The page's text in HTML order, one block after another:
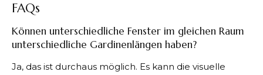
FAQs
Können unterschiedliche Fenster im gleichen Raum
unterschiedliche Gardinenlängen haben?
Ja, das ist durchaus möglich. Es kann die visuelle